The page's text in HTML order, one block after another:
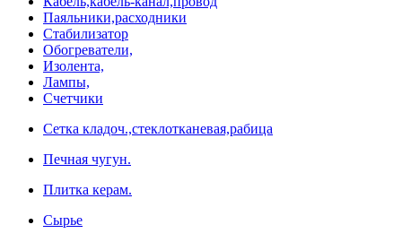
Паяльники,расходники
Стабилизатор
Обогреватели,
Изолента,
Лампы,
Счетчики
Сетка кладоч.,стеклотканевая,рабица
Печная чугун.
Плитка керам.
Сырье